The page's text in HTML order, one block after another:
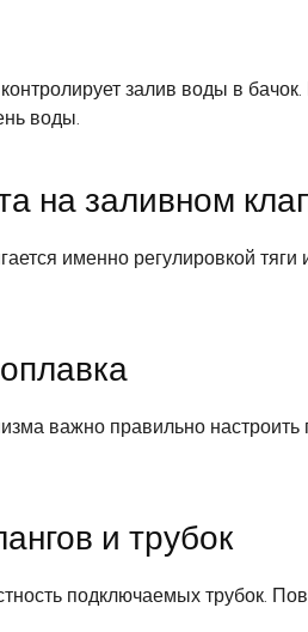
контролирует залив воды в
воды.
на заливном
именно регулировкой
важно правильно
и трубок
подключаемых трубок.